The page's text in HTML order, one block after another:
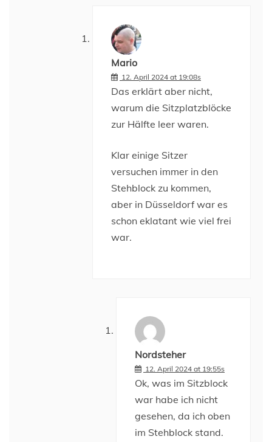
Mario
12. April 2024 at 19:08s
Das erklärt aber nicht,
warum die Sitzplatzblöcke
zur Hälfte leer waren.
Klar einige Sitzer
versuchen immer in den
Stehblock zu kommen,
aber in Düsseldorf war es
schon eklatant wie viel frei
war.
Nordsteher
12. April 2024 at 19:55s
Ok, was im Sitzblock
war habe ich nicht
gesehen, da ich oben
im Stehblock stand.